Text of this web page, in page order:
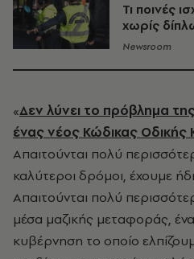
Τι ποινές
χωρίς
Newsroom
«Δεν λύνει το πρόβλημα
ένας νέος Κώδικας Οδικής
Απαιτούνται πολύ
καλύτεροι δρόμοι, έχουμε
Απαιτούνται πολύ
μέσα μαζικής μεταφοράς,
κυβέρνηση το οποίο